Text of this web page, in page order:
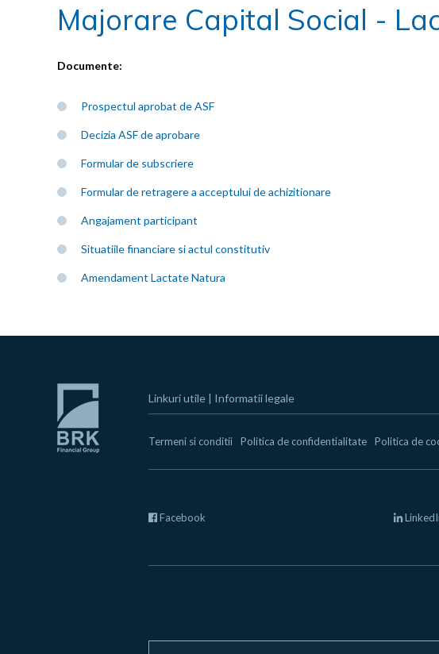
Majorare Capital Social -
Documente:
Prospectul aprobat de ASF
Decizia ASF de aprobare
Formular de subscriere
Formular de retragere a acceptului de achizitionare
Angajament participant
Situatiile financiare si actul constitutiv
Amendament Lactate Natura
Linkuri utile | Informatii legale
Termeni si conditii Politica de confidentialitate Politica de
Facebook